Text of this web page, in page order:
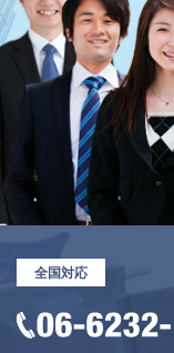
全国対応